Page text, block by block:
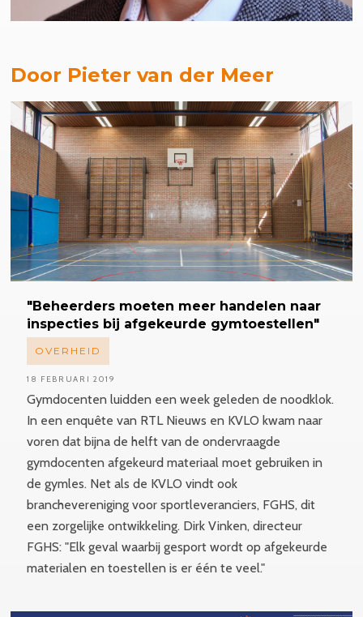
Door Pieter van der Meer
"Beheerders moeten meer handelen naar
inspecties bij afgekeurde gymtoestellen"
Gymdocenten luidden een week geleden de noodklok.
In een enquête van RTL Nieuws en KVLO kwam naar
voren dat bijna de helft van de ondervraagde
gymdocenten afgekeurd materiaal moet gebruiken in
de gymles. Net als de KVLO vindt ook
branchevereniging voor sportleveranciers, FGHS, dit
een zorgelijke ontwikkeling. Dirk Vinken, directeur
FGHS: "Elk geval waarbij gesport wordt op afgekeurde
materialen en toestellen is er één te veel."
OVERHEID
18 FEBRUARI 2019